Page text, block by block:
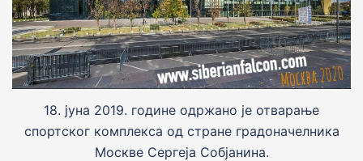
18. јуна 2019. године одржано је отварање
спортског комплекса од стране градоначелника
Москве Сергеjа Собјанина.